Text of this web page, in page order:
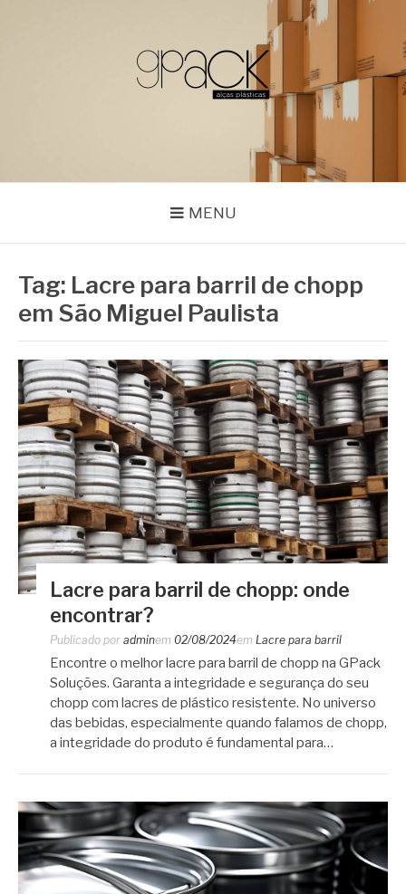
MENU
Tag: Lacre para barril de chopp
em São Miguel Paulista
Lacre para barril de chopp: onde
encontrar?
Publicado por adminem 02/08/2024em Lacre para barril
Encontre o melhor lacre para barril de chopp na GPack
Soluções. Garanta a integridade e segurança do seu
chopp com lacres de plástico resistente. No universo
das bebidas, especialmente quando falamos de chopp,
a integridade do produto é fundamental para…